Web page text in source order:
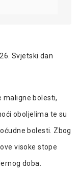
Svjetski dan
maligne bolesti,
oboljelima te su
bolesti. Zbog
visoke stope
doba.